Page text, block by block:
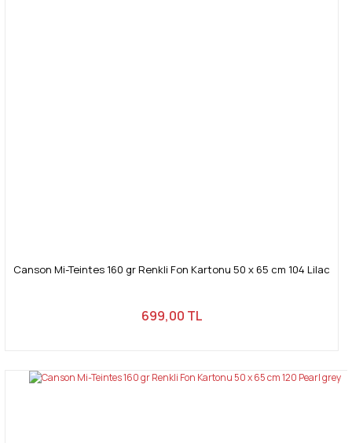
Canson Mi-Teintes 160 gr Renkli Fon Kartonu 50 x 65 cm 104 Lilac
699,00 TL